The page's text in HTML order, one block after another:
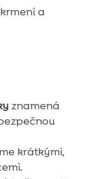
a
znamená
krátkými,